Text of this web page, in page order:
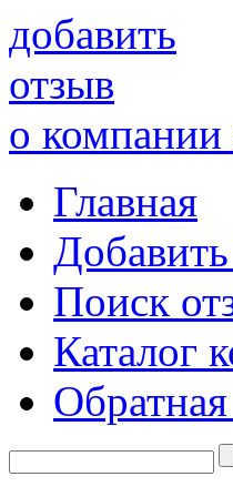
добавить
отзыв
о компании
Главная
Поиск
Каталог
Обратная